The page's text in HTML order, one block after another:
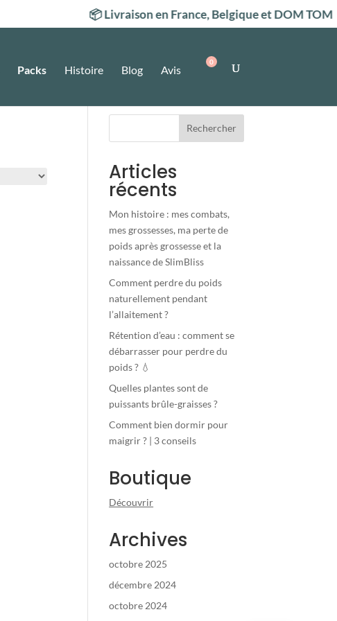
📦 Livraison en France, Belgique et DOM TOM
Packs Histoire Blog Avis
Rechercher
Articles
récents
Mon histoire : mes combats,
mes grossesses, ma perte de
poids après grossesse et la
naissance de SlimBliss
Comment perdre du poids
naturellement pendant
l’allaitement ?
Rétention d’eau : comment se
débarrasser pour perdre du
poids ? 💧
Quelles plantes sont de
puissants brûle-graisses ?
Comment bien dormir pour
maigrir ? | 3 conseils
Boutique
Découvrir
Archives
octobre 2025
décembre 2024
octobre 2024